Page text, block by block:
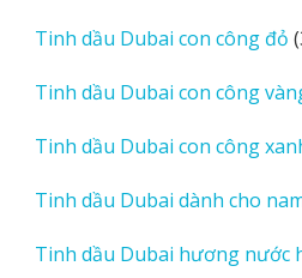
Tinh dầu Dubai con công đỏ
Tinh dầu Dubai con công
Tinh dầu Dubai con công
Tinh dầu Dubai dành cho
Tinh dầu Dubai hương nước